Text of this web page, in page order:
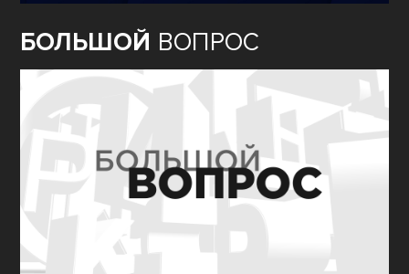
БОЛЬШОЙ ВОПРОС